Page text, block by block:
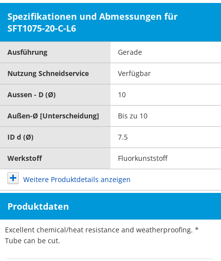
Spezifikationen und Abmessungen für
SFT1075-20-C-L6
Ausführung Gerade
Nutzung Schneidservice Verfügbar
Aussen - D (Ø) 10
Außen-Ø [Unterscheidung] Bis zu 10
ID d (Ø) 7.5
Werkstoff Fluorkunststoff
Weitere Produktdetails anzeigen
Produktdaten
Excellent chemical/heat resistance and weatherproofing. *
Tube can be cut.